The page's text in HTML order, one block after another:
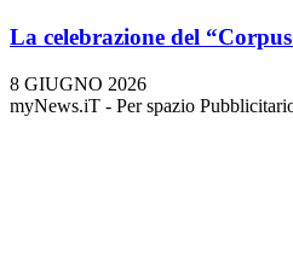
La celebrazione del
8 GIUGNO 2026
myNews.iT - Per spazio